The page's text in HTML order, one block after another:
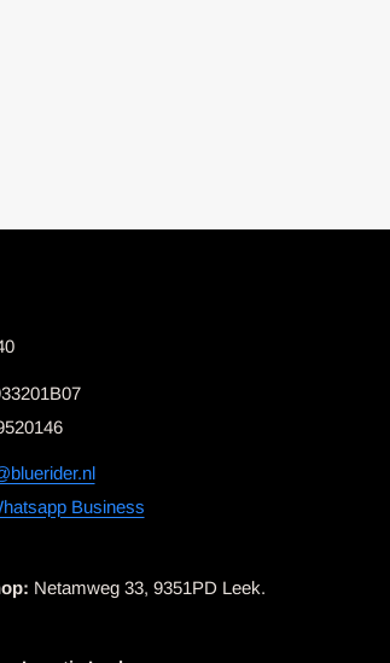
Business
Netamweg 33, 9351PD Leek.